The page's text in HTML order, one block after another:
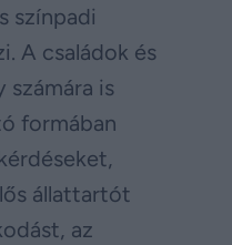
színpadi
A családok és
számára is
formában
állattartót
az